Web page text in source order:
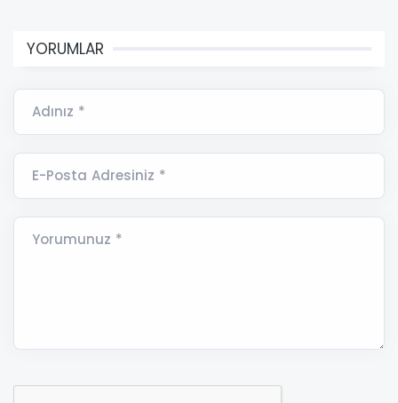
YORUMLAR
Adınız *
E-Posta Adresiniz *
Yorumunuz *